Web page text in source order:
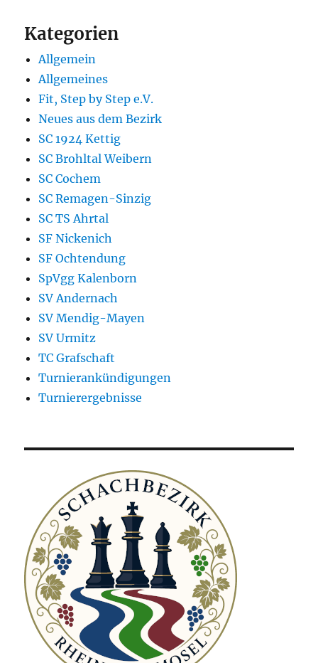
Kategorien
Allgemein
Allgemeines
Fit, Step by Step e.V.
Neues aus dem Bezirk
SC 1924 Kettig
SC Brohltal Weibern
SC Cochem
SC Remagen-Sinzig
SC TS Ahrtal
SF Nickenich
SF Ochtendung
SpVgg Kalenborn
SV Andernach
SV Mendig-Mayen
SV Urmitz
TC Grafschaft
Turnierankündigungen
Turnierergebnisse